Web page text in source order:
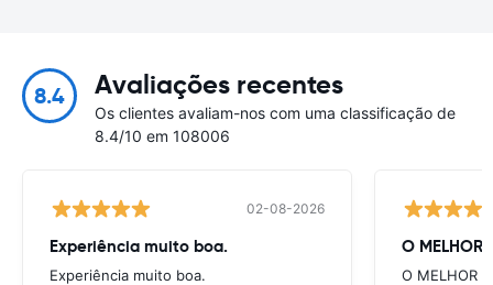
8.4 Avaliações recentes
Os clientes avaliam-nos com uma classificação de
8.4/10 em 108006
02-08-2026
Experiência muito boa.
Experiência muito boa.
O MELHOR
O MELHOR